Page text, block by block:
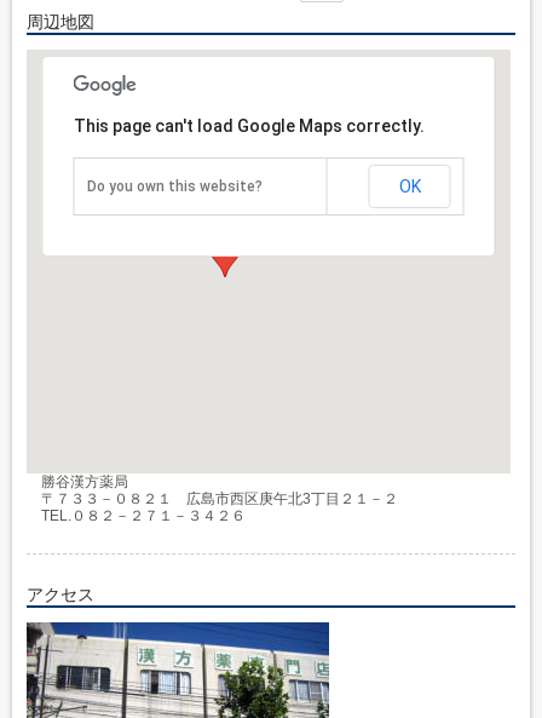
周辺地図
This page can't load Google Maps correctly.
Do you own this website? OK
勝谷漢方薬局
〒７３３－０８２１ 広島市西区庚午北3丁目２１－２
TEL.０８２－２７１－３４２６
アクセス